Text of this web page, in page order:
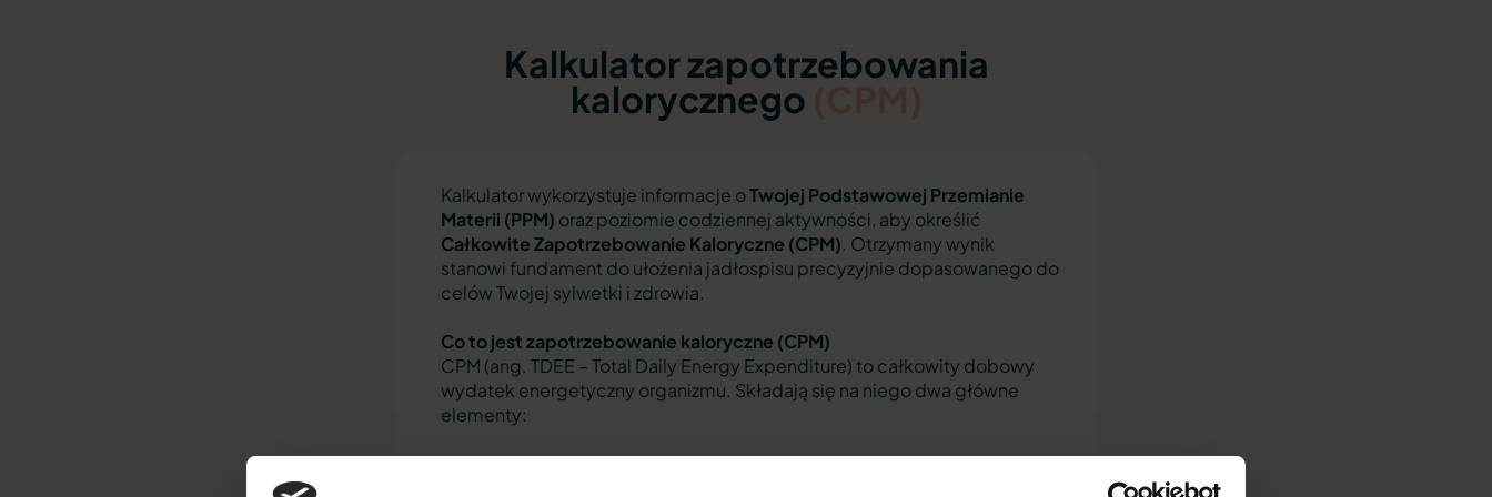
Kalkulator zapotrzebowania
kalorycznego
Kalkulator wykorzystuje informacje oTwojej Podstawowej Przemianie
Materii (PPM) oraz poziomie codziennej aktywności, aby określić
Całkowite Zapotrzebowanie Kaloryczne (CPM). Otrzymany wynik
stanowi fundament do ułożenia jadłospisu precyzyjnie dopasowanego do
celów Twojej sylwetki i zdrowia.
Co to jest zapotrzebowanie kaloryczne (CPM)
CPM (ang. TDEE – Total Daily Energy Expenditure) to całkowity dobowy
wydatek energetyczny organizmu. Składają się na niego dwa główne
elementy:
Podstawowa Przemiana Materii (PPM / BMR):Ilość energii niezbędna